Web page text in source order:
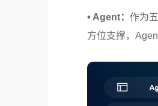
• Agent： 作为
方位支撑，